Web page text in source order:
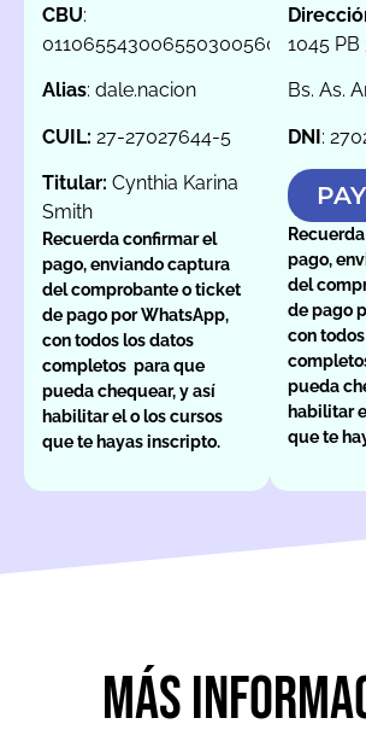
CBU:
0110655430065503005601
Alias: dale.nacion
CUIL: 27-27027644-5
Titular: Cynthia Karina
Smith
Recuerda confirmar el
pago, enviando captura
del comprobante o ticket
de pago por WhatsApp,
con todos los datos
completos para que
pueda chequear, y así
habilitar el o los cursos
que te hayas inscripto.
1045 PB
Bs. As.
DNI:
pago,
del
de pago
con
pueda
habilitar
que te
Más